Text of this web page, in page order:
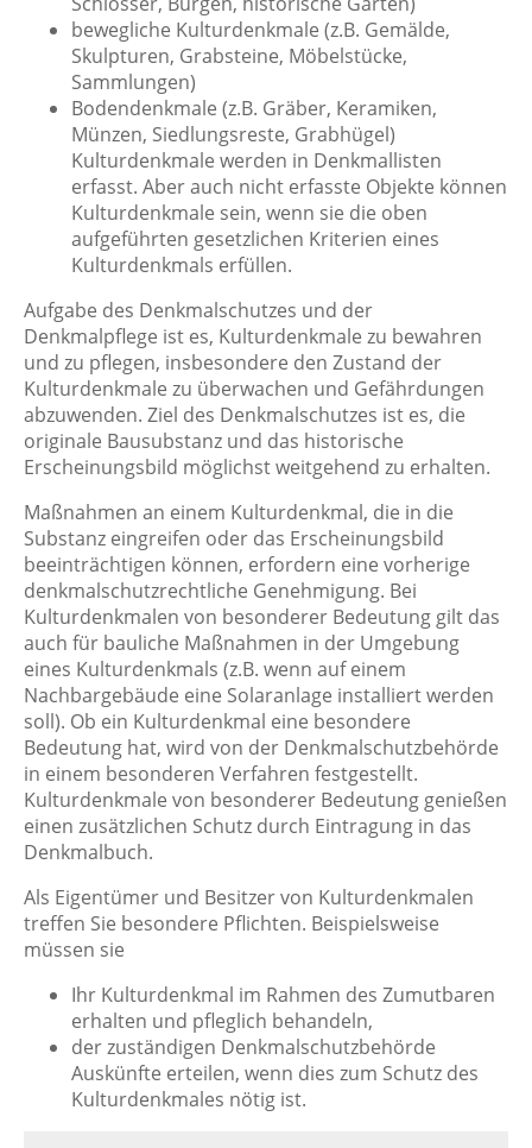
bewegliche Kulturdenkmale (z.B. Gemälde,
Skulpturen, Grabsteine, Möbelstücke,
Sammlungen)
Bodendenkmale (z.B. Gräber, Keramiken,
Münzen, Siedlungsreste, Grabhügel)
Kulturdenkmale werden in Denkmallisten
erfasst. Aber auch nicht erfasste Objekte können
Kulturdenkmale sein, wenn sie die oben
aufgeführten gesetzlichen Kriterien eines
Kulturdenkmals erfüllen.
Aufgabe des Denkmalschutzes und der
Denkmalpflege ist es, Kulturdenkmale zu bewahren
und zu pflegen, insbesondere den Zustand der
Kulturdenkmale zu überwachen und Gefährdungen
abzuwenden. Ziel des Denkmalschutzes ist es, die
originale Bausubstanz und das historische
Erscheinungsbild möglichst weitgehend zu erhalten.
Maßnahmen an einem Kulturdenkmal, die in die
Substanz eingreifen oder das Erscheinungsbild
beeinträchtigen können, erfordern eine vorherige
denkmalschutzrechtliche Genehmigung. Bei
Kulturdenkmalen von besonderer Bedeutung gilt das
auch für bauliche Maßnahmen in der Umgebung
eines Kulturdenkmals (z.B. wenn auf einem
Nachbargebäude eine Solaranlage installiert werden
soll). Ob ein Kulturdenkmal eine besondere
Bedeutung hat, wird von der Denkmalschutzbehörde
in einem besonderen Verfahren festgestellt.
Kulturdenkmale von besonderer Bedeutung genießen
einen zusätzlichen Schutz durch Eintragung in das
Denkmalbuch.
Als Eigentümer und Besitzer von Kulturdenkmalen
treffen Sie besondere Pflichten. Beispielsweise
müssen sie
Ihr Kulturdenkmal im Rahmen des Zumutbaren
erhalten und pfleglich behandeln,
der zuständigen Denkmalschutzbehörde
Auskünfte erteilen, wenn dies zum Schutz des
Kulturdenkmales nötig ist.